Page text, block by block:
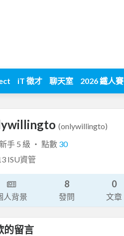
iT 徵才 聊天室 2026 鐵人賽
(onlywillingto)
手 5 級 ‧ 點數 30
ISU資管
人背景
8
發問
0
文章
的留言